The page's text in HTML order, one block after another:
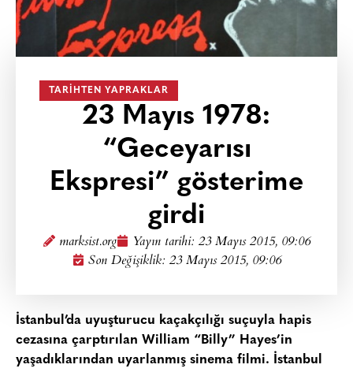
TARIHTEN YAPRAKLAR
23 Mayıs 1978:
“Geceyarısı
Ekspresi” gösterime
girdi
marksist.org Yayın tarihi: 23 Mayıs 2015, 09:06
Son Değişiklik: 23 Mayıs 2015, 09:06
İstanbul’da uyuşturucu kaçakçılığı suçuyla hapis
cezasına çarptırılan William “Billy” Hayes’in
yaşadıklarından uyarlanmış sinema filmi. İstanbul